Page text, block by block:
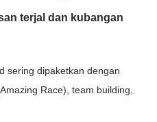
terjal dan kubangan
sering dipaketkan dengan
Race), team building,